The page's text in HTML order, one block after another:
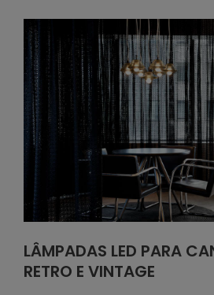
LÂMPADAS LED PARA
RETRO E VINTAGE